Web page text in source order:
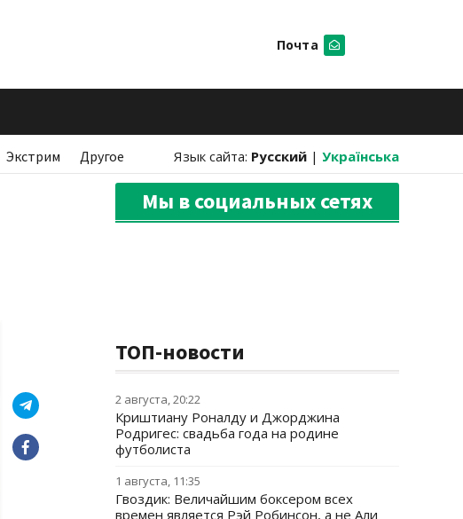
Почта
Экстрим Другое Язык сайта: Русский | Українська
Мы в социальных сетях
ТОП-новости
2 августа, 20:22
Криштиану Роналду и Джорджина
Родригес: свадьба года на родине
футболиста
1 августа, 11:35
Гвоздик: Величайшим боксером всех
времен является Рэй Робинсон, а не Али